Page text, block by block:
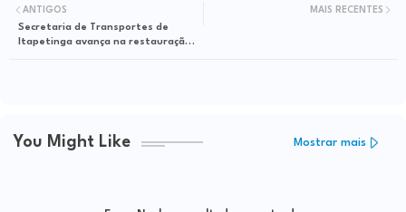
MAIS RECENTES
ANTIGOS
Secretaria de Transportes de
Itapetinga avança na restauração
You Might Like Mostrar mais